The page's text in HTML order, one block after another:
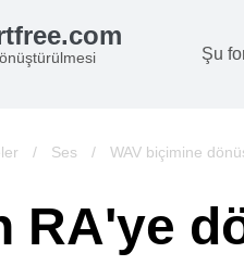
Şu
/ Ses / WAV biçimine
RA'ye